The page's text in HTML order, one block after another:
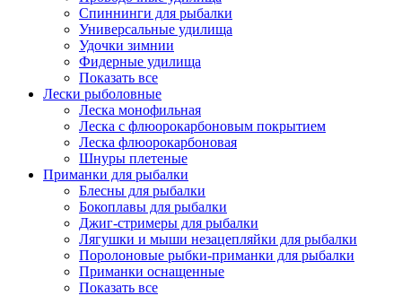
Спиннинги для рыбалки
Универсальные удилища
Удочки зимнии
Фидерные удилища
Показать все
Лески рыболовные
Леска монофильная
Леска с флюорокарбоновым покрытием
Леска флюорокарбоновая
Шнуры плетеные
Приманки для рыбалки
Блесны для рыбалки
Бокоплавы для рыбалки
Джиг-стримеры для рыбалки
Лягушки и мыши незацепляйки для рыбалки
Поролоновые рыбки-приманки для рыбалки
Приманки оснащенные
Показать все